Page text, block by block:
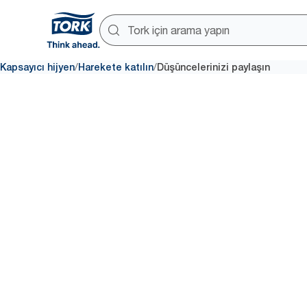
Kapsayıcı hijyen/Harekete katılın/Düşüncelerinizi paylaşın